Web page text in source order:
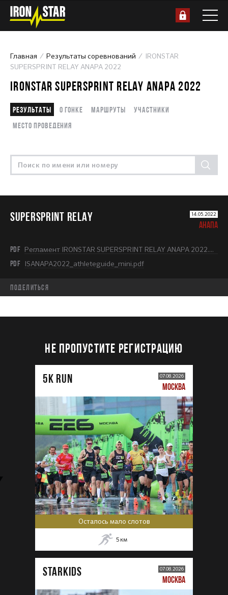
Главная Результаты соревнований
IRONSTAR
SUPERSPRINT RELAY ANAPA 2022
IRONSTAR SUPERSPRINT RELAY ANAPA 2022
Результаты О гонке Маршруты
Участники
Место проведения
SUPERSPRINT RELAY 14.05.2022
АНАПА
PDF Регламент IRONSTAR SUPERSPRINT RELAY ANAPA 2022.pdf
PDF ISANAPA2022_athleteguide_mini.pdf
Поделиться
НЕ ПРОПУСТИТЕ РЕГИСТРАЦИЮ
5К RUN 07.08.2026
МОСКВА
Осталось мало слотов
5 км
STARKIDS 07.08.2026
МОСКВА